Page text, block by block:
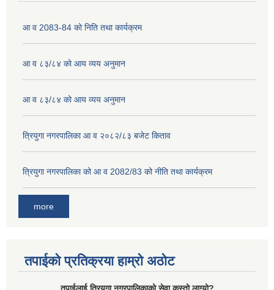
आ व 2083-84 को निति तथा कार्यक्रम
आ व ८३/८४ को आय व्यय अनुमान
आ व ८३/८४ को आय व्यय अनुमान
त्रियुगा नगरपालिका आ व २०८२/८३ बजेट किताव
त्रियुगा नगरपालिका को आ व 2082/83 को नीति तथा कार्यक्रम
more
तपाईको प्रतिक्रया हाम्रो अठोट
तपाईलाई त्रियुगा नगरपालिकाको सेवा कस्तो लाग्यो?